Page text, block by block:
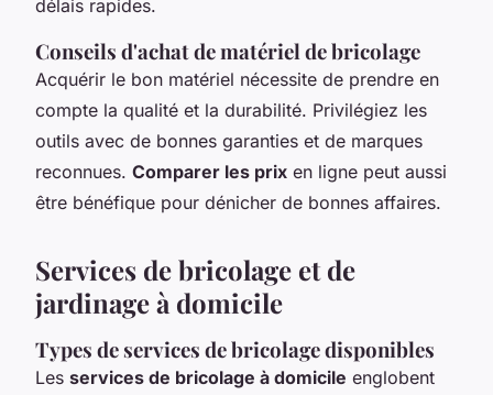
délais rapides.
Conseils d'achat de matériel de bricolage
Acquérir le bon matériel nécessite de prendre en
compte la qualité et la durabilité. Privilégiez les
outils avec de bonnes garanties et de marques
reconnues. Comparer les prix en ligne peut aussi
être bénéfique pour dénicher de bonnes affaires.
Services de bricolage et de
jardinage à domicile
Types de services de bricolage disponibles
Les services de bricolage à domicile englobent